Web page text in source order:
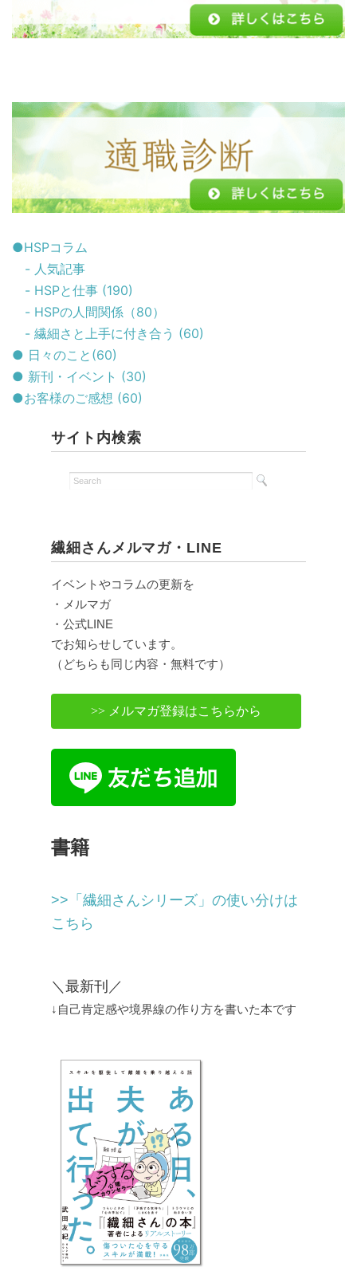
●HSPコラム
- 人気記事
- HSPと仕事 (190)
- HSPの人間関係（80）
- 繊細さと上手に付き合う (60)
● 日々のこと(60)
● 新刊・イベント (30)
●お客様のご感想 (60)
サイト内検索
繊細さんメルマガ・LINE
イベントやコラムの更新を
・メルマガ
・公式LINE
でお知らせしています。
（どちらも同じ内容・無料です）
>> メルマガ登録はこちらから
書籍
>>「繊細さんシリーズ」の使い分けは
こちら
＼最新刊／
↓自己肯定感や境界線の作り方を書いた本です